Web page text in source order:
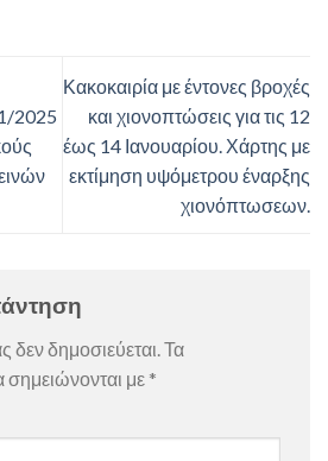
2025
Κακοκαιρία με έντονες βροχές
και χιονοπτώσεις για τις 12
έως 14 Ιανουαρίου. Χάρτης με
εκτίμηση υψόμετρου έναρξης
χιονόπτωσεων.
δεν δημοσιεύεται.Τα
με *